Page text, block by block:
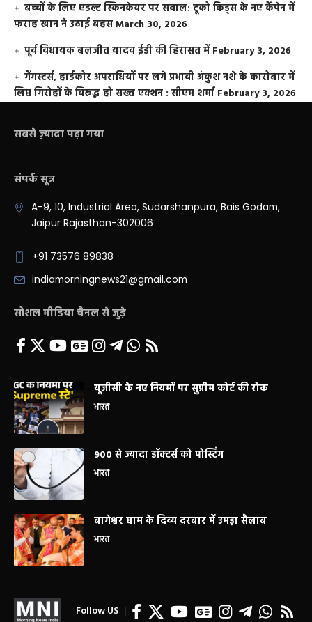
बच्चों के लिए एडल्ट स्किनकेयर पर सवाल: टूको किड्स के नए कैंपेन में
फराह खान ने उठाई बहसMarch 30, 2026
पूर्व विधायक बलजीत यादव ईडी की हिरासत में February 3, 2026
गैंगस्टर्स, हार्डकोर अपराधियों पर लगे प्रभावी अंकुश नशे के कारोबार में
लिप्त गिरोहों के विरूद्ध हो सख्त एक्शन : सीएम शर्मा February 3, 2026
सबसे ज़्यादा पढ़ा गया
संपर्क सूत्र
A-9, 10, Industrial Area, Sudarshanpura, Bais Godam,
Jaipur Rajasthan-302006
+91 73576 89838
indiamorningnews21@gmail.com
सोशल मीडिया चैनल से जुड़े
यूजीसी के नए नियमों पर सुप्रीम कोर्ट की रोक
भारत
900 से ज्यादा डॉक्टर्स को पोस्टिंग
भारत
बागेश्वर धाम के दिव्य दरबार में उमड़ा सैलाब
भारत
Follow US